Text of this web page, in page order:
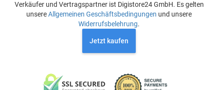
Verkäufer und Vertragspartner ist Digistore24 GmbH. Es gelten
unsereAllgemeinen Geschäftsbedingungen und unsere
Widerrufsbelehrung.
Jetzt kaufen